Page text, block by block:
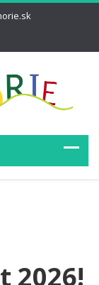
2026!